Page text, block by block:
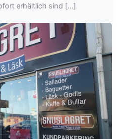
erhältlich sind [...]